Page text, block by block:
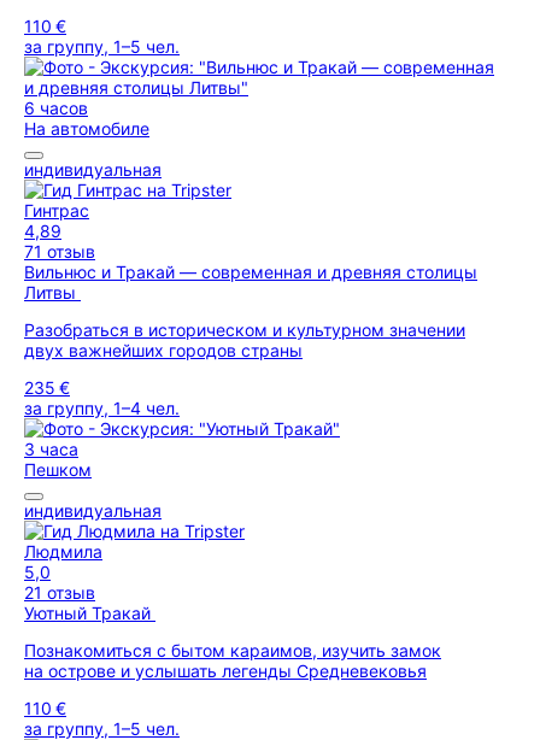
110 €
за группу, 1–5 чел.
6 часов
На автомобиле
индивидуальная
Гинтрас
4,89
71 отзыв
Вильнюс и Тракай — современная и древняя столицы
Литвы
Разобраться в историческом и культурном значении
двух важнейших городов страны
235 €
за группу, 1–4 чел.
3 часа
Пешком
индивидуальная
Людмила
5,0
21 отзыв
Уютный Тракай
Познакомиться с бытом караимов, изучить замок
на острове и услышать легенды Средневековья
110 €
за группу, 1–5 чел.